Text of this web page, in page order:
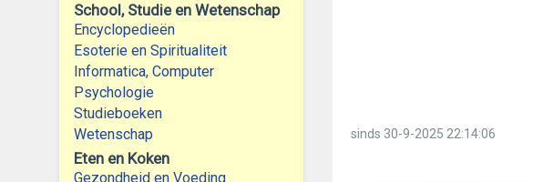
School, Studie en Wetenschap
Encyclopedieën
Esoterie en Spiritualiteit
Informatica, Computer
Psychologie
Studieboeken
Wetenschap
Eten en Koken
Gezondheid en Voeding
sinds 30-9-2025 22:14:06